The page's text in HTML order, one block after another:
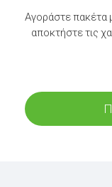
Αγοράστε πακέτα
αποκτήστε τις